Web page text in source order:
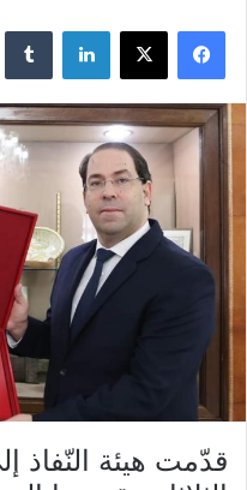
فيسبوك X لينكدإن
قدّمت هيئة النّفاذ